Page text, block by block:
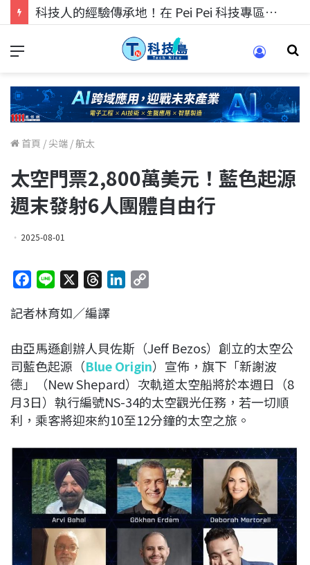
科技人的經驗傳承地！在 Pei Pei 科技專區，與學弟妹交流最硬核的技術
首頁 /尖端 /航太
太空門票2,800萬美元！藍色起源
週末發射6人團體自由行
2025-08-01
c
b
o
k
n
r
a
d
s
e
d
I
n
L
i
n
k
記者林育如／編譯
由亞馬遜創辦人貝佐斯（Jeff Bezos）創立的太空公
司藍色起源（Blue Origin）宣佈，旗下「新謝波
德」（New Shepard）次軌道太空船將於本週日（8
月3日）執行編號NS-34的太空觀光任務，若一切順
利，乘客將迎來約10至12分鐘的太空之旅。